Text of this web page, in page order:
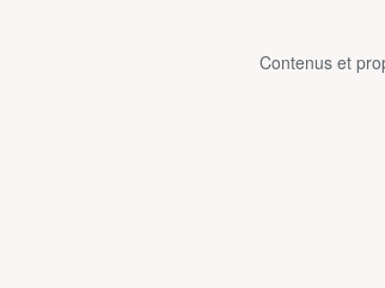
Contenus et